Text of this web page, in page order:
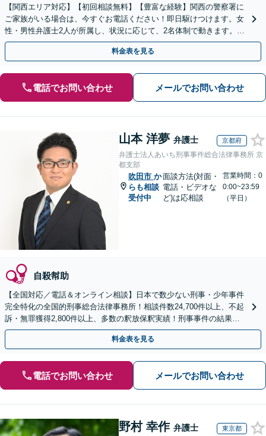
【関西エリア対応】【初回相談無料】【豊富な経験】関西の警察署に
ご家族がいる場合は、今すぐお電話ください！即日駆けつけます。女
性・男性弁護士2人が所属し、状況に応じて、2名体制で動きます。性
犯罪・少年事件など【完全個室】【休日・夜間は要相談】
料金表を見る
電話でお問い合わせ メールでお問い合わせ
山本 洋夢 弁護士 京都府
弁護士法人あいち刑事事件総合法律事務所 京
都支部
吹田市 か
らも相談
受付中
面談方法(対面・
電話・ビデオな
ど)は応相談
営業時間：0
0:00~23:59
（平日）
自殺幇助
【全国対応／電話＆オンライン相談】日本で数少ない刑事・少年事件
完全特化の全国的刑事総合法律事務所！相談件数24,700件以上、不起
訴・無罪獲得2,800件以上、多数の釈放保釈実績！刑事事件の結果は
弁護士の腕次第で変わります【初回相談無料】
料金表を見る
電話でお問い合わせ メールでお問い合わせ
野村 幸作 弁護士 東京都